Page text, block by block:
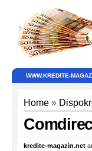
WWW.KREDITE-
Home »
kredite-magazin.net